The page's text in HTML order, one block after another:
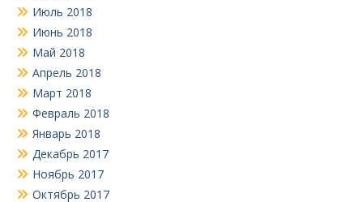
Июль 2018
Июнь 2018
Май 2018
Апрель 2018
Март 2018
Февраль 2018
Январь 2018
Декабрь 2017
Ноябрь 2017
Октябрь 2017